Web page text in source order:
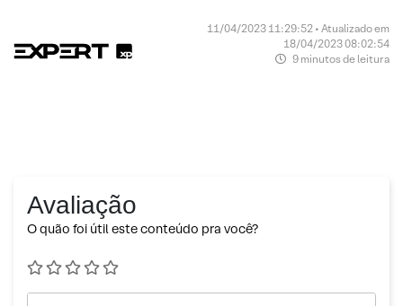
11/04/2023 11:29:52 • Atualizado em
18/04/2023 08:02:54
9 minutos de leitura
Avaliação
O quão foi útil este conteúdo pra você?